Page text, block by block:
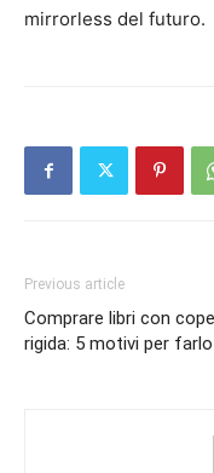
mirrorless del futuro.
Previous article
Comprare libri con
rigida: 5 motivi per farlo